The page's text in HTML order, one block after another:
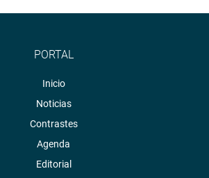
PORTAL
Inicio
Noticias
Contrastes
Agenda
Editorial